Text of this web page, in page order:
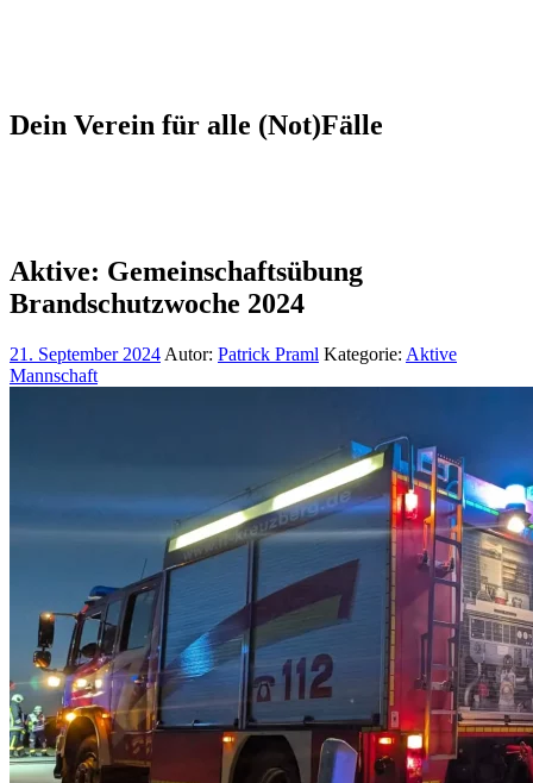
Dein Verein für alle (Not)Fälle
Aktive: Gemeinschaftsübung
Brandschutzwoche 2024
21. September 2024 Autor: Patrick Praml Kategorie: Aktive
Mannschaft